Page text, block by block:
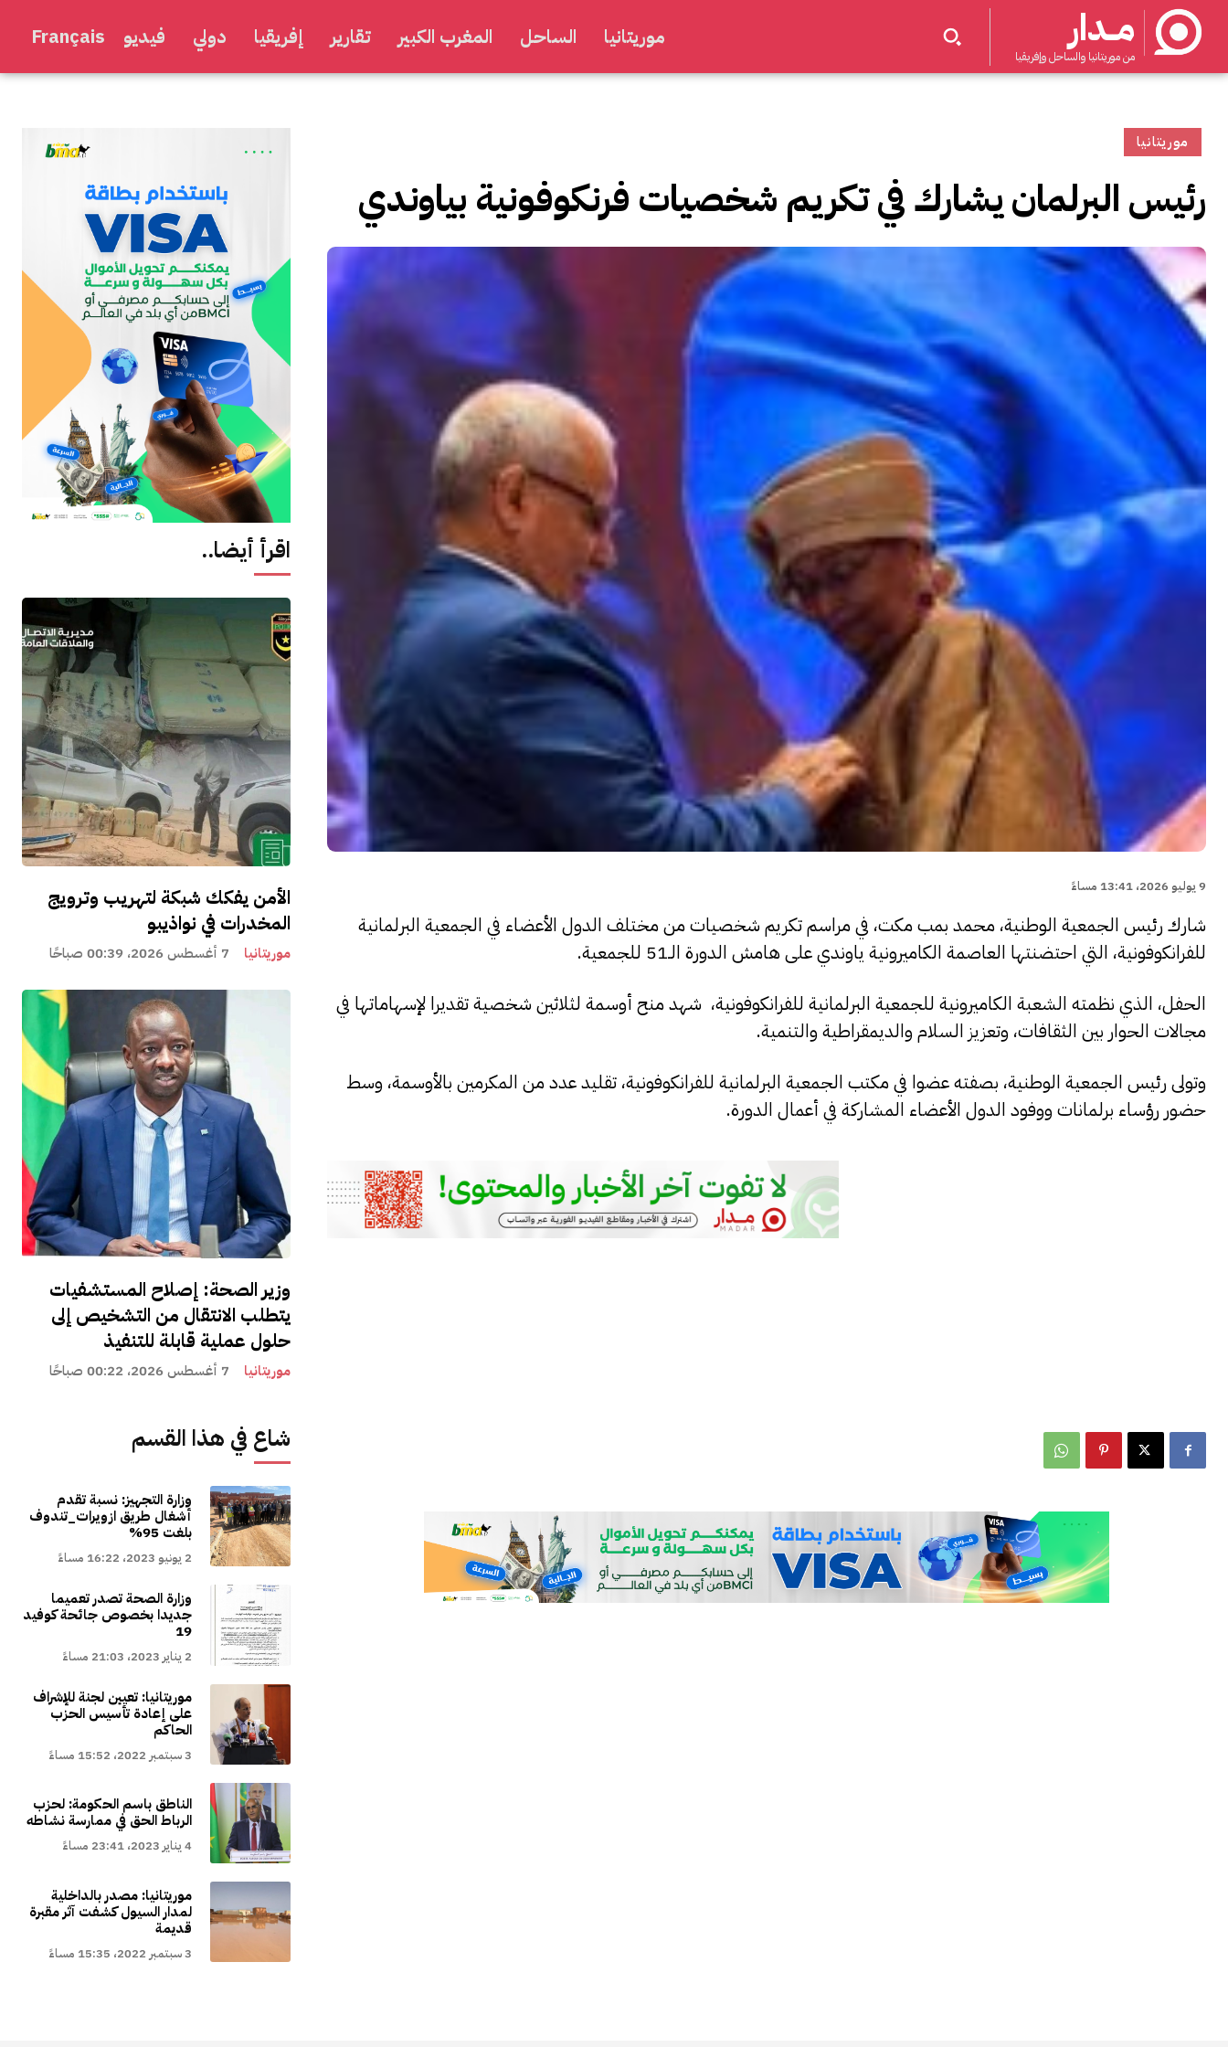
مــدار
من موريتانيا والساحل وإفريقيا
موريتانيا الساحل المغرب الكبير تقارير إفريقيا دولي فيديو Français
اقرأ أيضا..
الأمن يفكك شبكة لتهريب وترويج
المخدرات في نواذيبو
موريتانيا 7 أغسطس 2026، 00:39 صباحًا
وزير الصحة: إصلاح المستشفيات
يتطلب الانتقال من التشخيص إلى
حلول عملية قابلة للتنفيذ
موريتانيا 7 أغسطس 2026، 00:22 صباحًا
شاع في هذا القسم
وزارة التجهيز: نسبة تقدم
أشغال طريق ازويرات_تندوف
بلغت 95%
2 يونيو 2023، 16:22 مساءً
وزارة الصحة تصدر تعميما
جديدا بخصوص جائحة كوفيد
19
2 يناير 2023، 21:03 مساءً
موريتانيا: تعيين لجنة للإشراف
على إعادة تأسيس الحزب
الحاكم
3 سبتمبر 2022، 15:52 مساءً
الناطق باسم الحكومة: لحزب
الرباط الحق في ممارسة نشاطه
4 يناير 2023، 23:41 مساءً
موريتانيا: مصدر بالداخلية
لمدار السيول كشفت آثر مقبرة
قديمة
3 سبتمبر 2022، 15:35 مساءً
موريتانيا
رئيس البرلمان يشارك في تكريم شخصيات فرنكوفونية بياوندي
9 يوليو 2026، 13:41 مساءً
شارك رئيس الجمعية الوطنية، محمد بمب مكت، في مراسم تكريم شخصيات من مختلف الدول الأعضاء في الجمعية البرلمانية
للفرانكوفونية، التي احتضنتها العاصمة الكاميرونية ياوندي على هامش الدورة الـ51 للجمعية.
الحفل، الذي نظمته الشعبة الكاميرونية للجمعية البرلمانية للفرانكوفونية، شهد منح أوسمة لثلاثين شخصية تقديرا لإسهاماتها في
مجالات الحوار بين الثقافات، وتعزيز السلام والديمقراطية والتنمية.
وتولى رئيس الجمعية الوطنية، بصفته عضوا في مكتب الجمعية البرلمانية للفرانكوفونية، تقليد عدد من المكرمين بالأوسمة، وسط
حضور رؤساء برلمانات ووفود الدول الأعضاء المشاركة في أعمال الدورة.